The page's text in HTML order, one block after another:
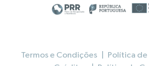
Termos e Condições Política